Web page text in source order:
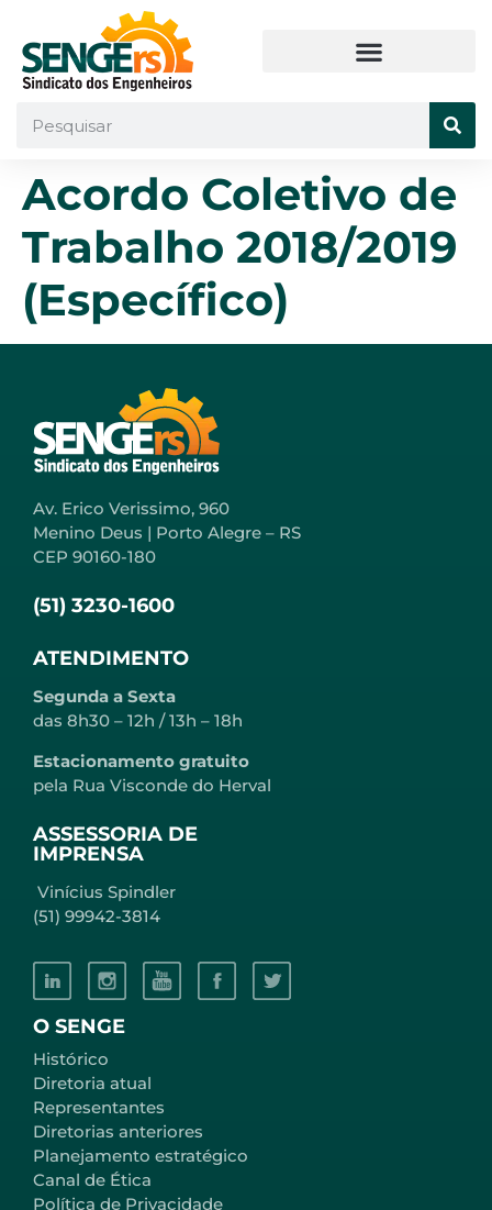
Acordo Coletivo de
Trabalho 2018/2019
(Específico)
O SENGE
Histórico
Diretoria atual
Representantes
Diretorias anteriores
Planejamento estratégico
Canal de Ética
Política de Privacidade
Av. Erico Verissimo, 960
Menino Deus | Porto Alegre – RS
CEP 90160-180
(51) 3230-1600
ATENDIMENTO
Segunda a Sexta
das 8h30 – 12h / 13h – 18h
Estacionamento gratuito
pela Rua Visconde do Herval
ASSESSORIA DE
IMPRENSA
Vinícius Spindler
(51) 99942-3814